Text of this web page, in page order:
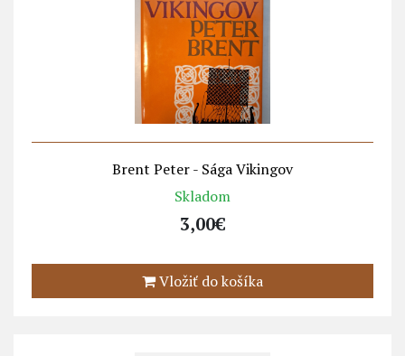
Brent Peter - Sága Vikingov
Skladom
3,00€
Vložiť do košíka